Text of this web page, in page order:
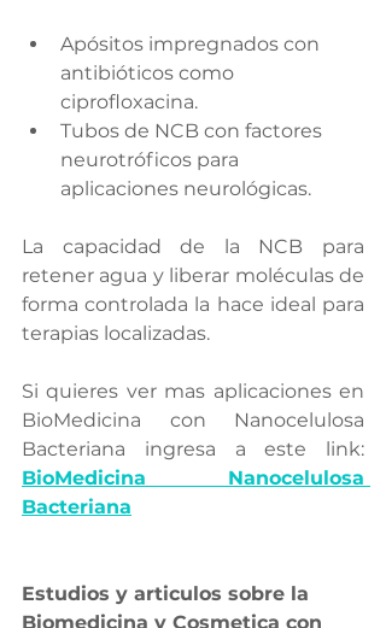
Apósitos impregnados con
antibióticos como
ciprofloxacina.
Tubos de NCB con factores
neurotróficos para
aplicaciones neurológicas.
La capacidad de la NCB para
retener agua y liberar moléculas de
forma controlada la hace ideal para
terapias localizadas.
Si quieres ver mas aplicaciones en
BioMedicina con Nanocelulosa
Bacteriana ingresa a este link:
BioMedicina Nanocelulosa
Bacteriana
Estudios y articulos sobre la
Biomedicina y Cosmetica con